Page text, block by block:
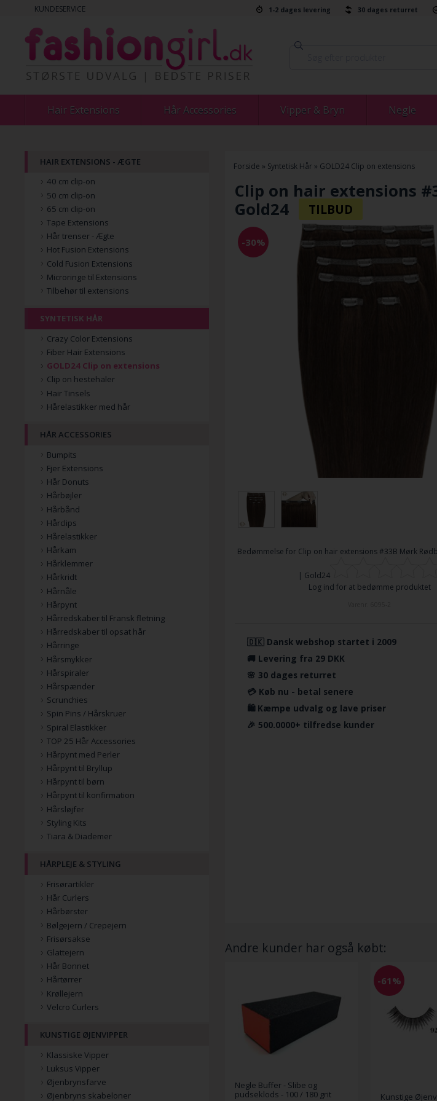
KUNDESERVICE 1-2 dages levering 30 dages returret
Hair Extensions Hår Accessories Vipper & Bryn Negle
Forside » Syntetisk Hår » GOLD24 Clip on extensions
Clip on hair extensions
Gold24
-30%
Bedømmelse for Clip on hair extensions #33B Mørk
| Gold24
Log ind for at bedømme produktet
🇩🇰 Dansk webshop startet i 2009
🚚 Levering fra 29 DKK
🌸 30 dages returret
💳 Køb nu - betal senere
🛍️ Kæmpe udvalg og lave priser
🎉 500.0000+ tilfredse kunder
Andre kunder har også købt:
Negle Buffer - Slibe og
pudseklods - 100 / 180 grit
-61%
Kunstige
HAIR EXTENSIONS - ÆGTE
40 cm clip-on
50 cm clip-on
65 cm clip-on
Tape Extensions
Hår trenser - Ægte
Hot Fusion Extensions
Cold Fusion Extensions
Microringe til Extensions
Tilbehør til extensions
SYNTETISK HÅR
Crazy Color Extensions
Fiber Hair Extensions
GOLD24 Clip on extensions
Clip on hestehaler
Hair Tinsels
Hårelastikker med hår
HÅR ACCESSORIES
Bumpits
Fjer Extensions
Hår Donuts
Hårbøjler
Hårbånd
Hårclips
Hårelastikker
Hårkam
Hårklemmer
Hårkridt
Hårnåle
Hårpynt
Hårredskaber til Fransk fletning
Hårredskaber til opsat hår
Hårringe
Hårsmykker
Hårspiraler
Hårspænder
Scrunchies
Spin Pins / Hårskruer
Spiral Elastikker
TOP 25 Hår Accessories
Hårpynt med Perler
Hårpynt til Bryllup
Hårpynt til børn
Hårpynt til konfirmation
Hårsløjfer
Styling Kits
Tiara & Diademer
HÅRPLEJE & STYLING
Frisørartikler
Hår Curlers
Hårbørster
Bølgejern / Crepejern
Frisørsakse
Glattejern
Hår Bonnet
Hårtørrer
Krøllejern
Velcro Curlers
KUNSTIGE ØJENVIPPER
Klassiske Vipper
Luksus Vipper
Øjenbrynsfarve
Øjenbryns skabeloner